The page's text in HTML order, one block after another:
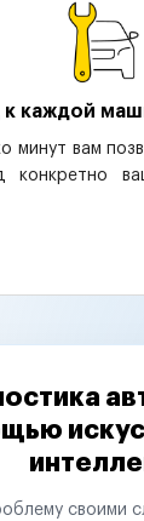
к каждой
минут вам
конкретно
своими